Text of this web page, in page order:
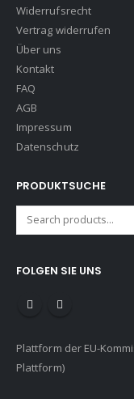
Widerrufsrecht
Vertrag widerrufen
Über uns
Kontakt
FAQ
AGB
Impressum
Datenschutz
PRODUKTSUCHE
FOLGEN SIE UNS
Plattform der EU-
Plattform)